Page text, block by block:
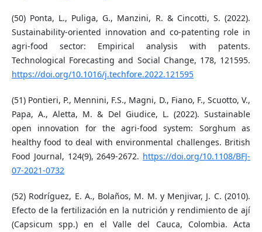
(50) Ponta, L., Puliga, G., Manzini, R. & Cincotti, S. (2022).
Sustainability-oriented innovation and co-patenting role in
agri-food sector: Empirical analysis with patents.
Technological Forecasting and Social Change, 178, 121595.
https://doi.org/10.1016/j.techfore.2022.121595
(51) Pontieri, P., Mennini, F.S., Magni, D., Fiano, F., Scuotto, V.,
Papa, A., Aletta, M. & Del Giudice, L. (2022). Sustainable
open innovation for the agri-food system: Sorghum as
healthy food to deal with environmental challenges. British
Food Journal, 124(9), 2649-2672. https://doi.org/10.1108/BFJ-
07-2021-0732
(52) Rodríguez, E. A., Bolaños, M. M. y Menjivar, J. C. (2010).
Efecto de la fertilización en la nutrición y rendimiento de ají
(Capsicum spp.) en el Valle del Cauca, Colombia. Acta